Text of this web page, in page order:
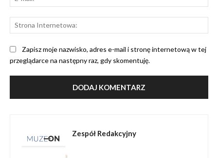
Zapisz moje nazwisko, adres e-mail i stronę internetową w tej
przeglądarce na następny raz, gdy skomentuję.
Zespół Redakcyjny